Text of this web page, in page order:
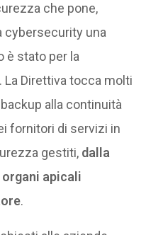
che pone,
cybersecurity una
è stato per la
Direttiva tocca molti
alla continuità
fornitori di servizi in
gestiti, dalla
apicali
.